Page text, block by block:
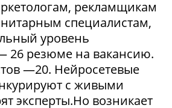
рекламщикам
специалистам,
уровень
26 резюме на вакансию.
—20. Нейросетевые
с живыми
эксперты.Но возникает